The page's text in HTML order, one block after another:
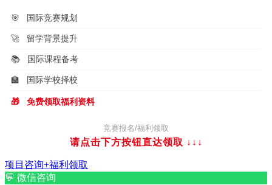
🎯 国际竞赛规划
🚀 留学背景提升
📚 国际课程备考
🏫 国际学校择校
🎁 免费领取福利资料
竞赛报名/福利领取
请点击下方按钮直达领取 ↓↓↓
项目咨询+福利领取
💬 微信咨询